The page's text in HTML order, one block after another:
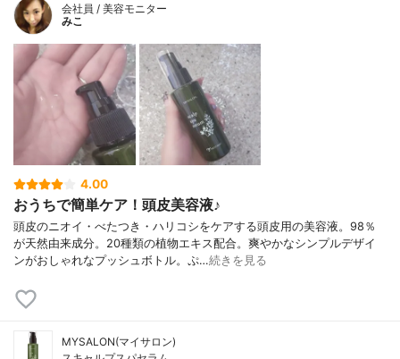
会社員 / 美容モニター
みこ
4.00
おうちで簡単ケア！頭皮美容液♪
頭皮のニオイ・べたつき・ハリコシをケアする頭皮用の美容液。98％
が天然由来成分。20種類の植物エキス配合。爽やかなシンプルデザイ
ンがおしゃれなプッシュボトル。ぷ…続きを見る
MYSALON(マイサロン)